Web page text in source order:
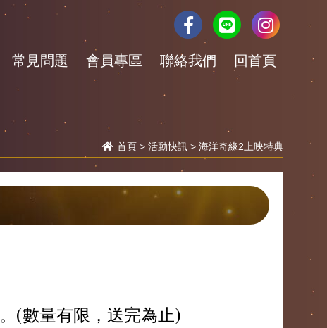
常見問題 會員專區 聯絡我們 回首頁
首頁 > 活動快訊 > 海洋奇緣2上映特典
(數量有限，送完為止)